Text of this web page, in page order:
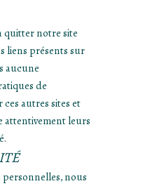
quitter notre site
liens présents sur
aucune
de
autres sites et
attentivement leurs
nous